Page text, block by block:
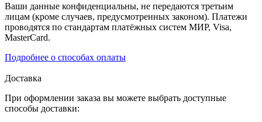
Ваши данные конфиденциальны, не передаются третьим
лицам (кроме случаев, предусмотренных законом). Платежи
проводятся по стандартам платёжных систем МИР, Visa,
MasterCard.
Подробнее о способах оплаты
Доставка
При оформлении заказа вы можете выбрать доступные
способы доставки: